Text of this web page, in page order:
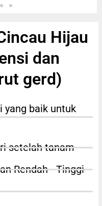
Hijau
dan
gerd)
yang baik untuk
setelah tanam
Rendah - Tinggi